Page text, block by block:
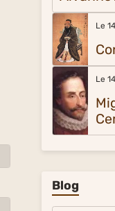
Le
Le
Blog